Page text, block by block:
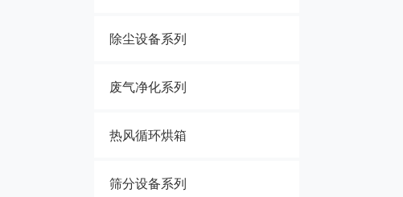
除尘设备系列
废气净化系列
热风循环烘箱
筛分设备系列